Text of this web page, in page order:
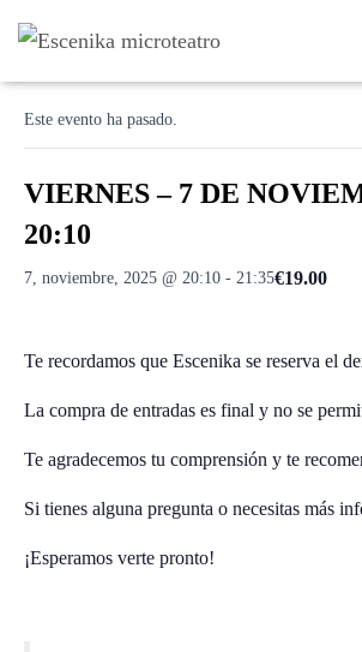
Este evento ha pasado.
VIERNES – 7 DE
20:10
7, noviembre, 2025 @ 20:10 - 21:35€19.00
Te recordamos que Escenika se reserva el
La compra de entradas es final y no se
Te agradecemos tu comprensión y te
Si tienes alguna pregunta o necesitas más
¡Esperamos verte pronto!